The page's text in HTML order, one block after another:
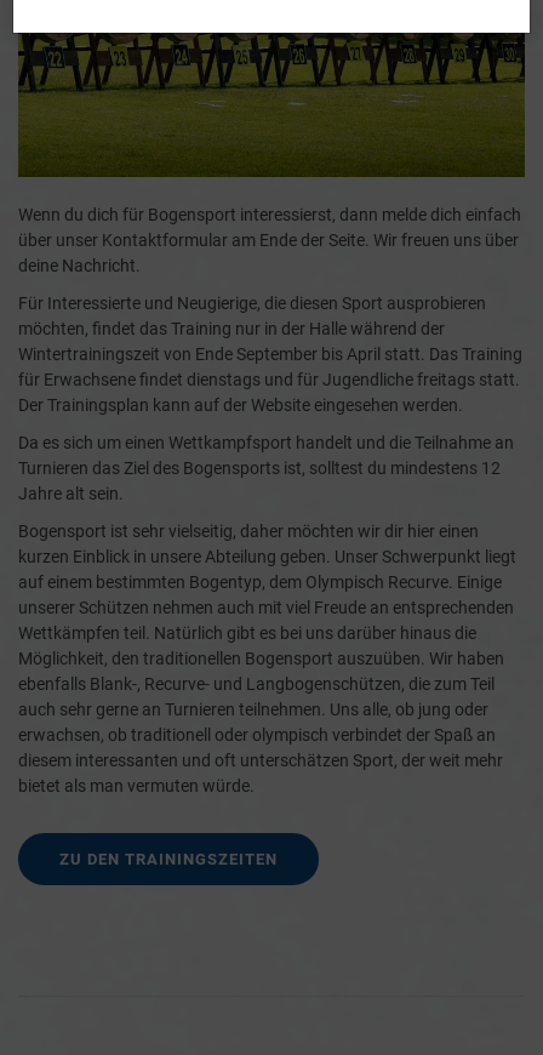
Wenn du dich für Bogensport interessierst, dann melde dich einfach
über unser Kontaktformular am Ende der Seite. Wir freuen uns über
deine Nachricht.
Für Interessierte und Neugierige, die diesen Sport ausprobieren
möchten, findet das Training nur in der Halle während der
Wintertrainingszeit von Ende September bis April statt. Das Training
für Erwachsene findet dienstags und für Jugendliche freitags statt.
Der Trainingsplan kann auf der Website eingesehen werden.
Da es sich um einen Wettkampfsport handelt und die Teilnahme an
Turnieren das Ziel des Bogensports ist, solltest du mindestens 12
Jahre alt sein.
Bogensport ist sehr vielseitig, daher möchten wir dir hier einen
kurzen Einblick in unsere Abteilung geben. Unser Schwerpunkt liegt
auf einem bestimmten Bogentyp, dem Olympisch Recurve. Einige
unserer Schützen nehmen auch mit viel Freude an entsprechenden
Wettkämpfen teil. Natürlich gibt es bei uns darüber hinaus die
Möglichkeit, den traditionellen Bogensport auszuüben. Wir haben
ebenfalls Blank-, Recurve- und Langbogenschützen, die zum Teil
auch sehr gerne an Turnieren teilnehmen. Uns alle, ob jung oder
erwachsen, ob traditionell oder olympisch verbindet der Spaß an
diesem interessanten und oft unterschätzen Sport, der weit mehr
bietet als man vermuten würde.
ZU DEN TRAININGSZEITEN